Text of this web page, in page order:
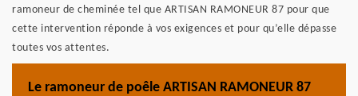
ramoneur de cheminée tel que ARTISAN RAMONEUR 87 pour que
cette intervention réponde à vos exigences et pour qu’elle dépasse
toutes vos attentes.
Le ramoneur de poêle ARTISAN RAMONEUR 87